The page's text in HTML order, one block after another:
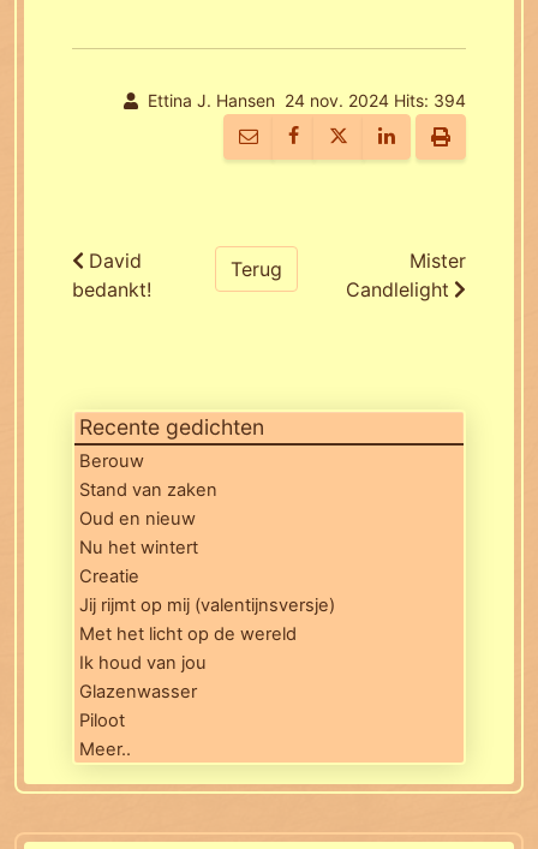
Recente gedichten
Berouw
Stand van zaken
Oud en nieuw
Nu het wintert
Creatie
Jij rijmt op mij (valentijnsversje)
Met het licht op de wereld
Ik houd van jou
Glazenwasser
Piloot
Meer..
Ettina J. Hansen 24 nov. 2024 Hits: 394
David
bedankt!
Terug
Mister
Candlelight